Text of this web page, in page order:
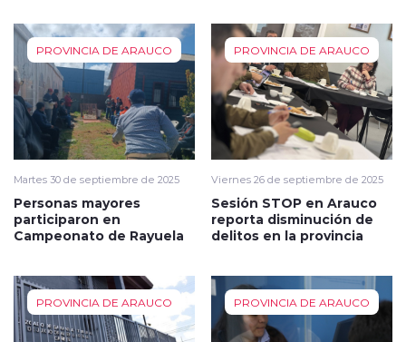
PROVINCIA DE ARAUCO
Martes 30 de septiembre de 2025
Personas mayores
participaron en
Campeonato de Rayuela
PROVINCIA DE ARAUCO
Viernes 26 de septiembre de 2025
Sesión STOP en Arauco
reporta disminución de
delitos en la provincia
PROVINCIA DE ARAUCO PROVINCIA DE ARAUCO